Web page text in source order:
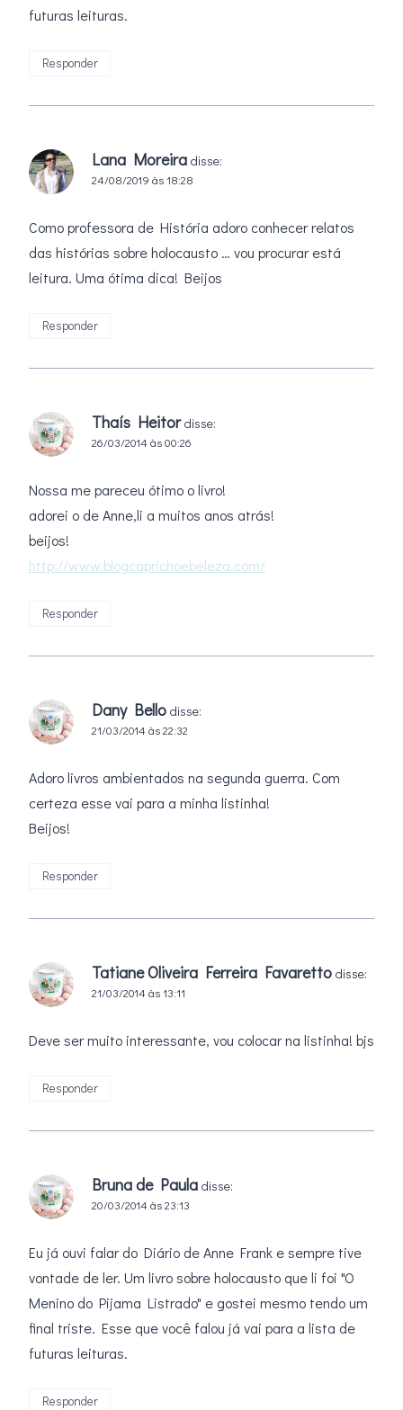
futuras leituras.
Responder
Lana Moreira disse:
24/08/2019 às 18:28
Como professora de História adoro conhecer relatos
das histórias sobre holocausto … vou procurar está
leitura. Uma ótima dica! Beijos
Responder
Thaís Heitor disse:
26/03/2014 às 00:26
Nossa me pareceu ótimo o livro!
adorei o de Anne,li a muitos anos atrás!
beijos!
http://www.blogcaprichoebeleza.com/
Responder
Dany Bello disse:
21/03/2014 às 22:32
Adoro livros ambientados na segunda guerra. Com
certeza esse vai para a minha listinha!
Beijos!
Responder
Tatiane Oliveira Ferreira Favaretto disse:
21/03/2014 às 13:11
Deve ser muito interessante, vou colocar na listinha! bjs
Responder
Bruna de Paula disse:
20/03/2014 às 23:13
Eu já ouvi falar do Diário de Anne Frank e sempre tive
vontade de ler. Um livro sobre holocausto que li foi "O
Menino do Pijama Listrado" e gostei mesmo tendo um
final triste. Esse que você falou já vai para a lista de
futuras leituras.
Responder